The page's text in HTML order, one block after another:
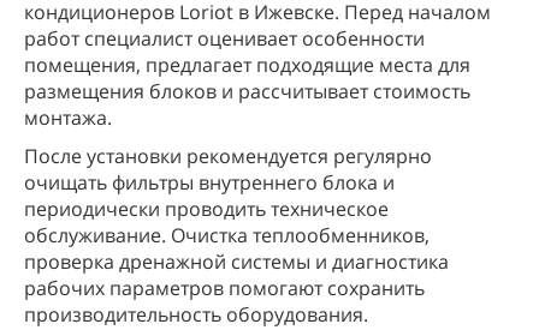
кондиционеров Loriot в Ижевске. Перед началом
работ специалист оценивает особенности
помещения, предлагает подходящие места для
размещения блоков и рассчитывает стоимость
монтажа.
После установки рекомендуется регулярно
очищать фильтры внутреннего блока и
периодически проводить техническое
обслуживание. Очистка теплообменников,
проверка дренажной системы и диагностика
рабочих параметров помогают сохранить
производительность оборудования.